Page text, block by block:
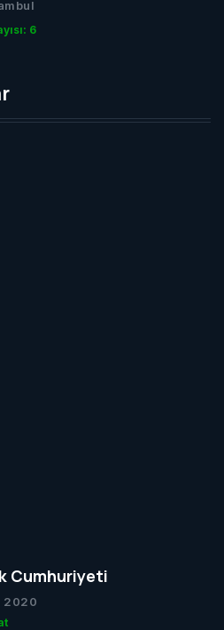
6
Cumhuriyeti
2020